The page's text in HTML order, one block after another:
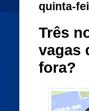
quinta-
Três
vagas
fora?